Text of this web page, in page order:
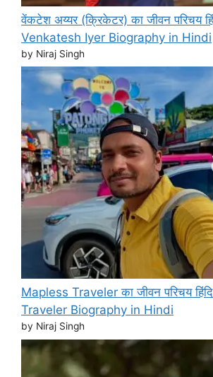
वेंकटेश अय्यर (क्रिकेटर) का जीवन परिचय
Venkatesh Iyer Biography in Hindi
by Niraj Singh
Mapless Traveler का जीवन परिचय
Traveler Biography in Hindi
by Niraj Singh